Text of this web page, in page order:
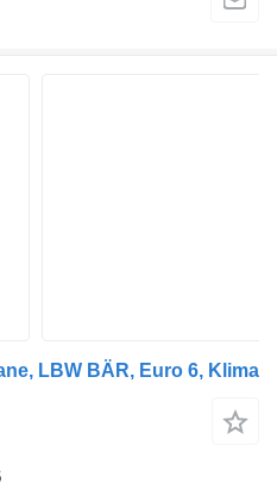
LBW BÄR, Euro 6, Klima